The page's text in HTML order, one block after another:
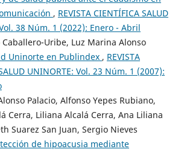
, REVISTA CIENTÍFICA SALUD
38 Núm. 1 (2022): Enero - Abril
Caballero-Uribe, Luz Marina Alonso
Uninorte en Publindex , REVISTA
UNINORTE: Vol. 23 Núm. 1 (2007):
Palacio, Alfonso Yepes Rubiano,
Cerra, Liliana Alcalá Cerra, Ana Liliana
Suarez San Juan, Sergio Nieves
de hipoacusia mediante